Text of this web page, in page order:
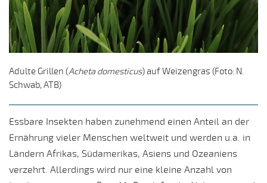
Adulte Grillen (Acheta domesticus) auf Weizengras (Foto: N.
Schwab, ATB)
Essbare Insekten haben zunehmend einen Anteil an der
Ernährung vieler Menschen weltweit und werden u.a. in
Ländern Afrikas, Südamerikas, Asiens und Ozeaniens
verzehrt. Allerdings wird nur eine kleine Anzahl von